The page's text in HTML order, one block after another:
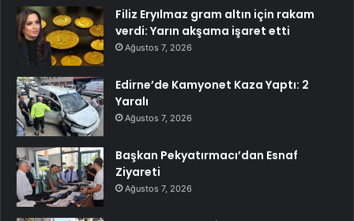
Filiz Eryılmaz gram altın için rakam
verdi: Yarın akşama işaret etti
Ağustos 7, 2026
Edirne’de Kamyonet Kaza Yaptı: 2
Yaralı
Ağustos 7, 2026
Başkan Pekyatırmacı’dan Esnaf
Ziyareti
Ağustos 7, 2026